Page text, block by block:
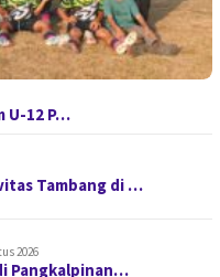
U-12 P…
Tambang di …
2026
Pangkalpinan…